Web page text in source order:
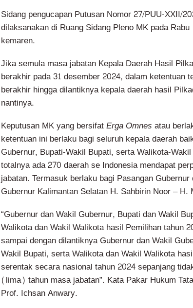
Sidang pengucapan Putusan Nomor 27/PUU-XXII/
dilaksanakan di Ruang Sidang Pleno MK pada
kemaren.
Jika semula masa jabatan Kepala Daerah Hasil
berakhir pada 31 desember 2024, dalam ketentuan
berakhir hingga dilantiknya kepala daerah hasil
nantinya.
Keputusan MK yang bersifatErga Omnesatau
ketentuan ini berlaku bagi seluruh kepala daerah
Gubernur, Bupati-Wakil Bupati, serta Walikota-
totalnya ada 270 daerah se Indonesia mendapat
jabatan. Termasuk berlaku bagi Pasangan Gubernur
Gubernur Kalimantan Selatan H. Sahbirin Noor – H.
“Gubernur dan Wakil Gubernur, Bupati dan Wakil
Walikota dan Wakil Walikota hasil Pemilihan tahun
sampai dengan dilantiknya Gubernur dan Wakil
Wakil Bupati, serta Walikota dan Wakil Walikota
serentak secara nasional tahun 2024 sepanjang
(lima) tahun masa jabatan”. Kata Pakar Hukum
Prof. Ichsan Anwary.